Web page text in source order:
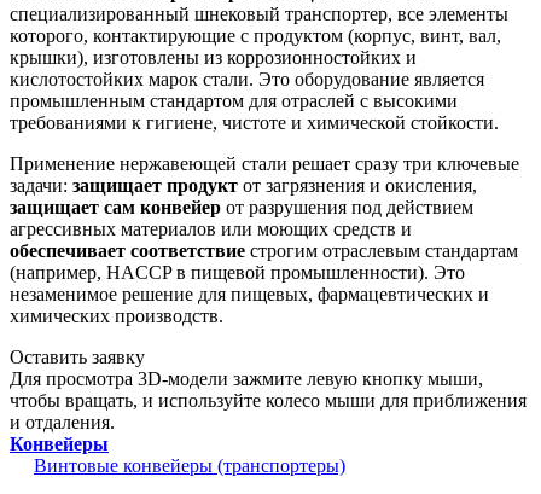
специализированный шнековый транспортер, все элементы
которого, контактирующие с продуктом (корпус, винт, вал,
крышки), изготовлены из коррозионностойких и
кислотостойких марок стали. Это оборудование является
промышленным стандартом для отраслей с высокими
требованиями к гигиене, чистоте и химической стойкости.
Применение нержавеющей стали решает сразу три ключевые
задачи: защищает продукт от загрязнения и окисления,
защищает сам конвейер от разрушения под действием
агрессивных материалов или моющих средств и
обеспечивает соответствие строгим отраслевым стандартам
(например, HACCP в пищевой промышленности). Это
незаменимое решение для пищевых, фармацевтических и
химических производств.
Оставить заявку
Для просмотра 3D-модели зажмите левую кнопку мыши,
чтобы вращать, и используйте колесо мыши для приближения
и отдаления.
Конвейеры
Винтовые конвейеры (транспортеры)